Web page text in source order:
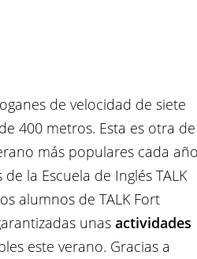
de velocidad de siete
400 metros. Esta es otra de
más populares cada
la Escuela de Inglés TALK
alumnos de TALK Fort
unas actividades
este verano. Gracias a